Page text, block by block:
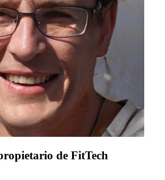
de FitTech